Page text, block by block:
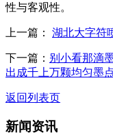
性与客观性。
上一篇： 湖北大字符
下一篇： 别小看那滴
出成千上万颗均匀墨
返回列表页
新闻资讯